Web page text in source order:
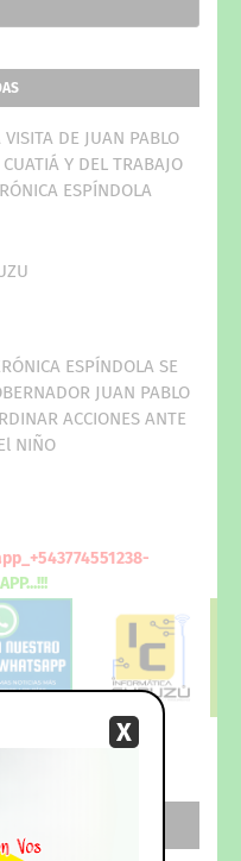
DE JUAN PABLO
Y DEL TRABAJO
ESPÍNDOLA
ESPÍNDOLA SE
JUAN PABLO
ACCIONES ANTE
NIÑO
APP...!!!
X